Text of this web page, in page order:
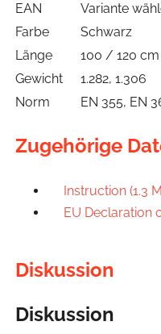
EAN
Variante
Farbe
Schwarz
Länge
100 / 120 cm
Gewicht
1.282, 1.306
Norm
EN 355, EN
Zugehörige
Instruction (1.3
EU Declaration
Diskussion
Diskussion